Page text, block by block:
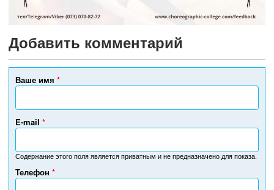
Добавить комментарий
Ваше имя *
E-mail *
Содержание этого поля является приватным и не предназначено для показа.
Телефон *
Н